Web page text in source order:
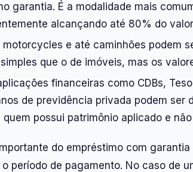
garantia. É a modalidade mais
alcançando até 80% do
motorcycles e até caminhões podem
que o de imóveis, mas os
financeiras como CDBs,
de previdência privada podem ser
possui patrimônio aplicado e
do empréstimo com
período de pagamento. No caso de